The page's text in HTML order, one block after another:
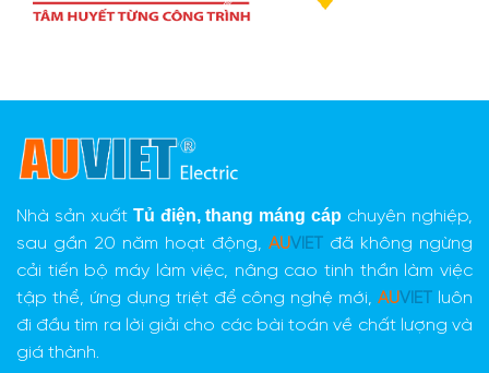
Nhà sản xuất Tủ điện,thang máng cáp chuyên nghiệp,
sau gần 20 năm hoạt động, AUVIET đã không ngừng
cải tiến bộ máy làm việc, nâng cao tinh thần làm việc
tập thể, ứng dụng triệt để công nghệ mới,AUVIET luôn
đi đầu tìm ra lời giải cho các bài toán về chất lượng và
giá thành.